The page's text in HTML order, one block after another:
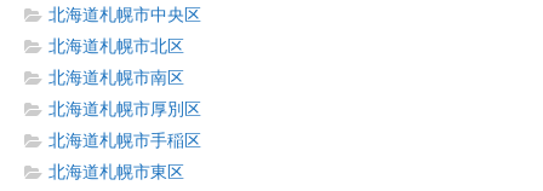
北海道札幌市中央区
北海道札幌市北区
北海道札幌市南区
北海道札幌市厚別区
北海道札幌市手稲区
北海道札幌市東区